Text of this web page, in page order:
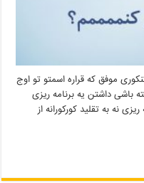
موفق که قراره اسمتو تو اوج
باشی داشتن یه برنامه ریزی
نه به تقلید کورکورانه از